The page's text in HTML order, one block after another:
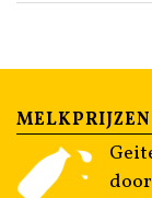
MELKPRIJZEN